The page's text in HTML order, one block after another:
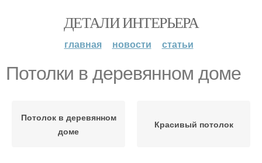
ДЕТАЛИ ИНТЕРЬЕРА
главная новости статьи
Потолки в деревянном доме
Потолок в деревянном
доме
Красивый потолок